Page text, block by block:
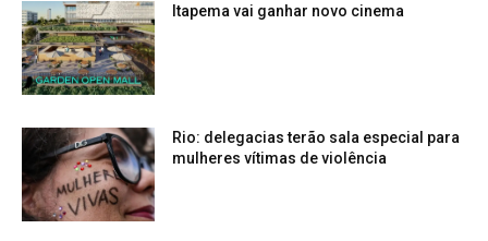
Itapema vai ganhar novo cinema
Rio: delegacias terão sala especial para
mulheres vítimas de violência